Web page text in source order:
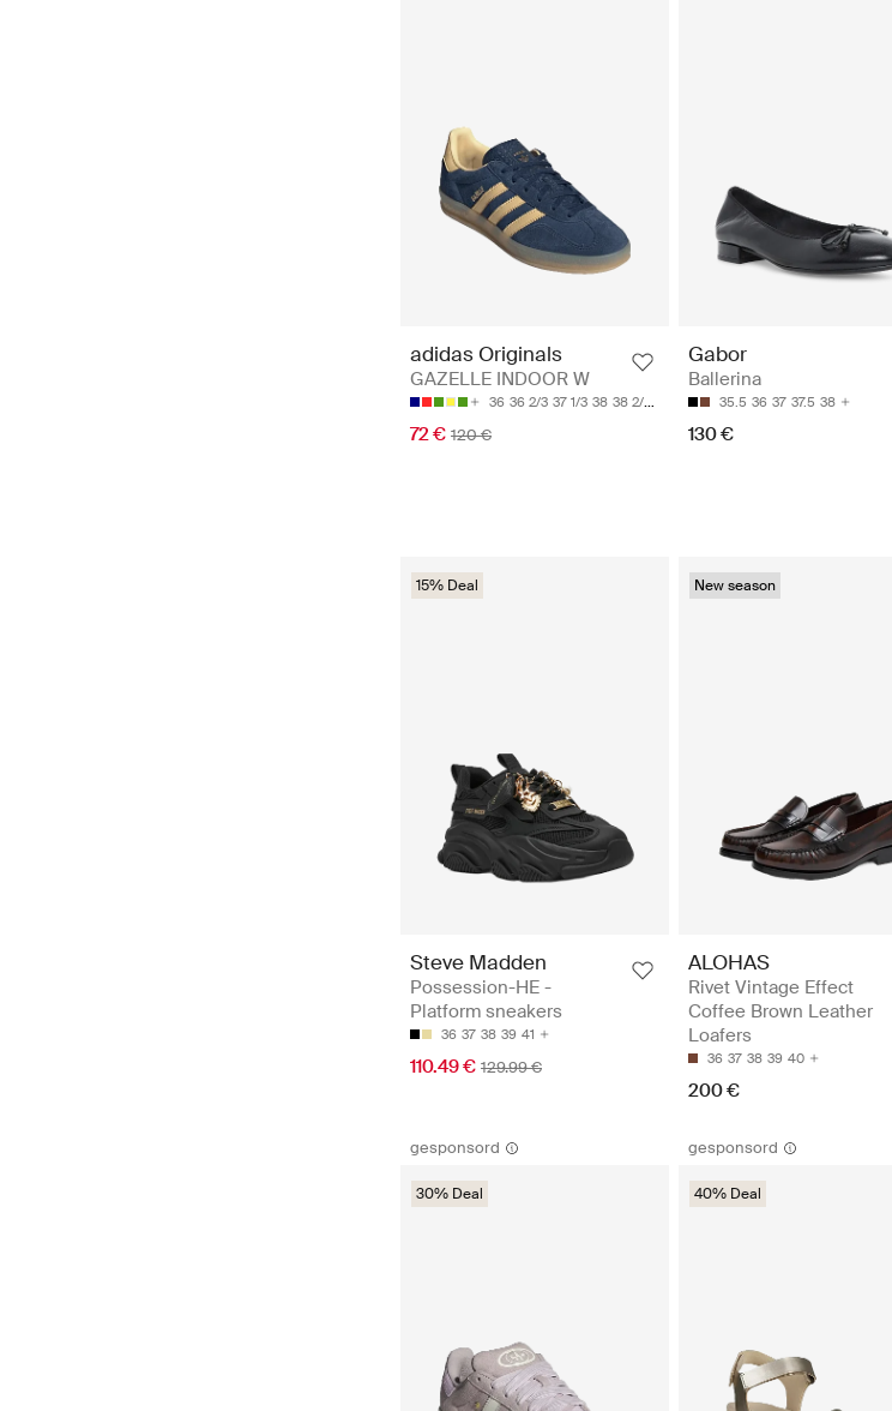
adidas Originals
GAZELLE INDOOR W
36 36 2/3 37 1/3 38 38 2/3
72 € 120 €
Gabor
Ballerina
35.5 36 37 37.5 38
130 €
15% Deal
Steve Madden
Possession-HE -
Platform sneakers
36 37 38 39 41
110.49 € 129.99 €
New season
ALOHAS
Rivet Vintage Effect
Coffee Brown Leather
Loafers
36 37 38 39 40
200 €
gesponsord
30% Deal
gesponsord
40% Deal